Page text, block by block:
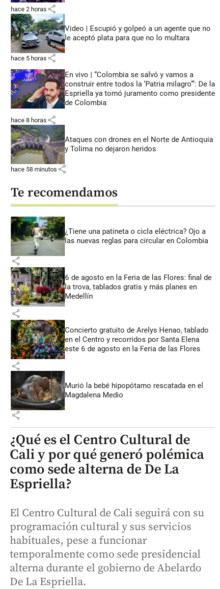
hace 2 horas share
Video | Escupió y golpeó a un agente que no
le aceptó plata para que no lo multara
hace 5 horas share
En vivo | “Colombia se salvó y vamos a
construir entre todos la ‘Patria milagro’”: De la
Espriella ya tomó juramento como presidente
de Colombia
hace 8 horas share
Ataques con drones en el Norte de Antioquia
y Tolima no dejaron heridos
hace 58 minutos share
Te recomendamos
¿Tiene una patineta o cicla eléctrica? Ojo a
las nuevas reglas para circular en Colombia
share
6 de agosto en la Feria de las Flores: final de
la trova, tablados gratis y más planes en
Medellín
share
Concierto gratuito de Arelys Henao, tablado
en el Centro y recorridos por Santa Elena
este 6 de agosto en la Feria de las Flores
share
Murió la bebé hipopótamo rescatada en el
Magdalena Medio
share
¿Qué es el Centro Cultural de
Cali y por qué generó polémica
como sede alterna de De La
Espriella?
El Centro Cultural de Cali seguirá con su
programación cultural y sus servicios
habituales, pese a funcionar
temporalmente como sede presidencial
alterna durante el gobierno de Abelardo
De La Espriella.